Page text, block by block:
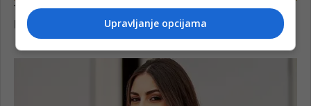
Upravljanje opcijama